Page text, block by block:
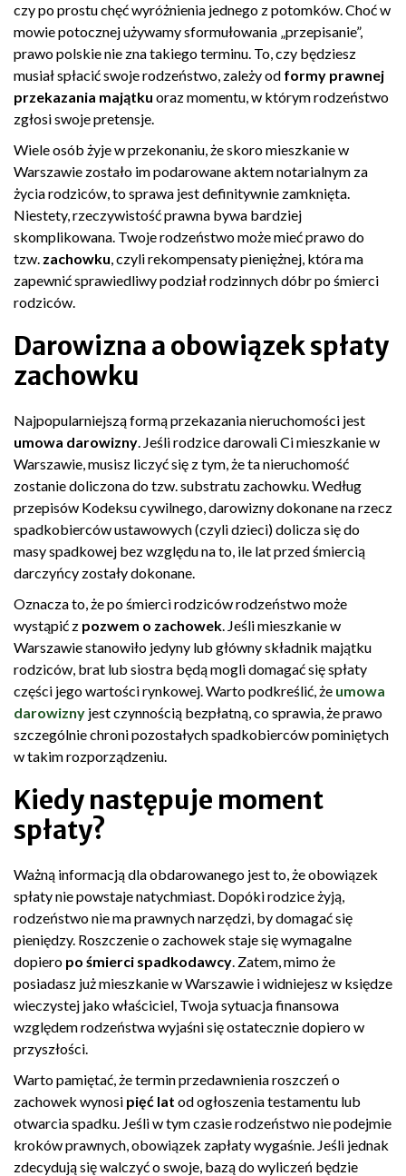
czy po prostu chęć wyróżnienia jednego z potomków. Choć w
mowie potocznej używamy sformułowania „przepisanie”,
prawo polskie nie zna takiego terminu. To, czy będziesz
musiał spłacić swoje rodzeństwo, zależy od formy prawnej
przekazania majątku oraz momentu, w którym rodzeństwo
zgłosi swoje pretensje.
Wiele osób żyje w przekonaniu, że skoro mieszkanie w
Warszawie zostało im podarowane aktem notarialnym za
życia rodziców, to sprawa jest definitywnie zamknięta.
Niestety, rzeczywistość prawna bywa bardziej
skomplikowana. Twoje rodzeństwo może mieć prawo do
tzw. zachowku, czyli rekompensaty pieniężnej, która ma
zapewnić sprawiedliwy podział rodzinnych dóbr po śmierci
rodziców.
Darowizna a obowiązek spłaty
zachowku
Najpopularniejszą formą przekazania nieruchomości jest
umowa darowizny. Jeśli rodzice darowali Ci mieszkanie w
Warszawie, musisz liczyć się z tym, że ta nieruchomość
zostanie doliczona do tzw. substratu zachowku. Według
przepisów Kodeksu cywilnego, darowizny dokonane na rzecz
spadkobierców ustawowych (czyli dzieci) dolicza się do
masy spadkowej bez względu na to, ile lat przed śmiercią
darczyńcy zostały dokonane.
Oznacza to, że po śmierci rodziców rodzeństwo może
wystąpić z pozwem o zachowek. Jeśli mieszkanie w
Warszawie stanowiło jedyny lub główny składnik majątku
rodziców, brat lub siostra będą mogli domagać się spłaty
części jego wartości rynkowej. Warto podkreślić, że umowa
darowizny jest czynnością bezpłatną, co sprawia, że prawo
szczególnie chroni pozostałych spadkobierców pominiętych
w takim rozporządzeniu.
Kiedy następuje moment
spłaty?
Ważną informacją dla obdarowanego jest to, że obowiązek
spłaty nie powstaje natychmiast. Dopóki rodzice żyją,
rodzeństwo nie ma prawnych narzędzi, by domagać się
pieniędzy. Roszczenie o zachowek staje się wymagalne
dopiero po śmierci spadkodawcy. Zatem, mimo że
posiadasz już mieszkanie w Warszawie i widniejesz w księdze
wieczystej jako właściciel, Twoja sytuacja finansowa
względem rodzeństwa wyjaśni się ostatecznie dopiero w
przyszłości.
Warto pamiętać, że termin przedawnienia roszczeń o
zachowek wynosi pięć lat od ogłoszenia testamentu lub
otwarcia spadku. Jeśli w tym czasie rodzeństwo nie podejmie
kroków prawnych, obowiązek zapłaty wygaśnie. Jeśli jednak
zdecydują się walczyć o swoje, bazą do wyliczeń będzie